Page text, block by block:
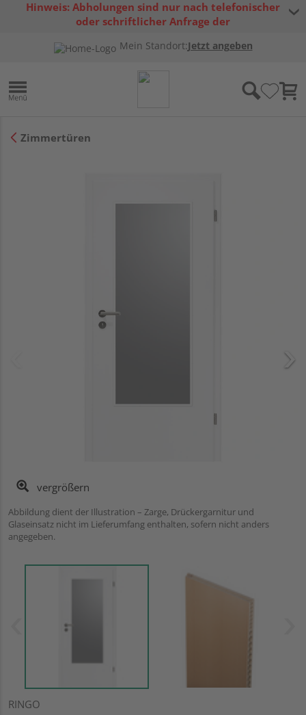
Hinweis: Abholungen sind nur nach telefonischer
oder schriftlicher Anfrage der
Mein Standort:Jetzt angeben
Zimmertüren
vergrößern
Abbildung dient der Illustration – Zarge, Drückergarnitur und
Glaseinsatz nicht im Lieferumfang enthalten, sofern nicht anders
angegeben.
RINGO